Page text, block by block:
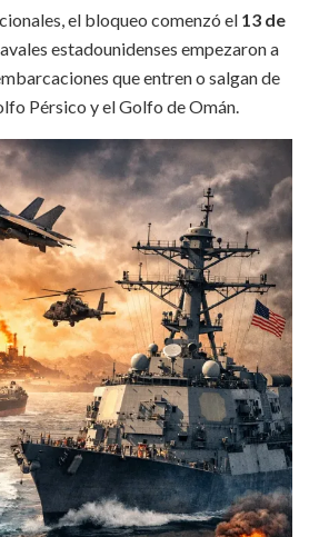
el bloqueo comenzó el 13 de
estadounidenses empezaron a
que entren o salgan de
Pérsico y el Golfo de Omán.